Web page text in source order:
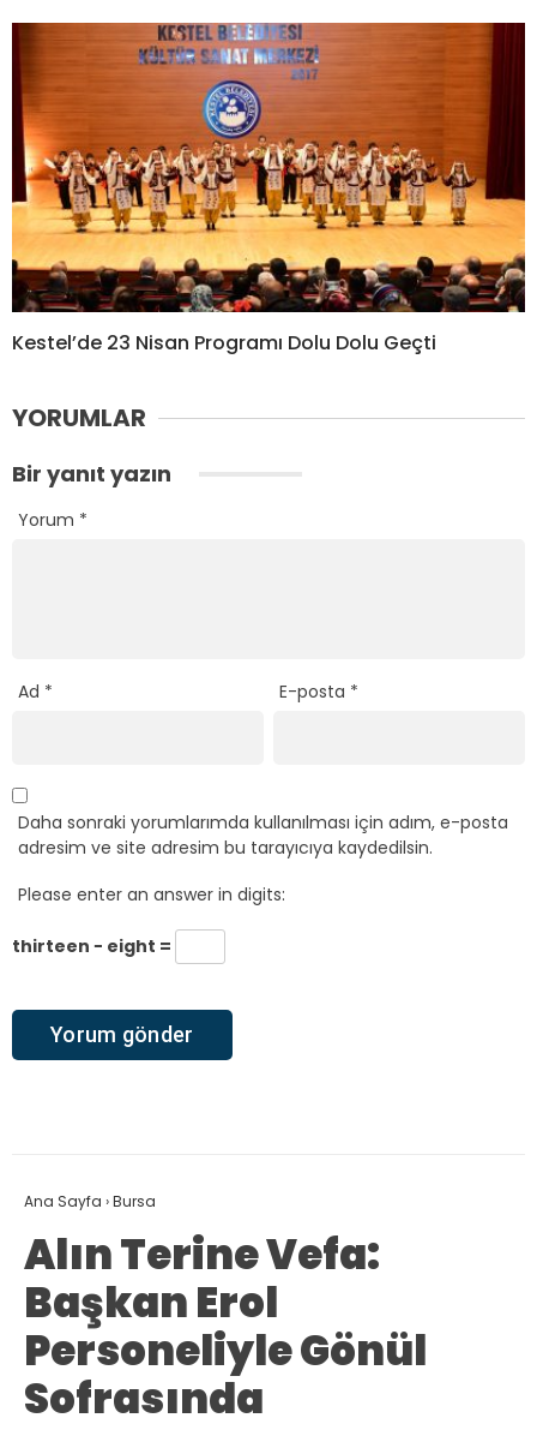
Kestel’de 23 Nisan Programı Dolu Dolu Geçti
YORUMLAR
Bir yanıt yazın
Yorum *
Ad * E-posta *
Daha sonraki yorumlarımda kullanılması için adım, e-posta
adresim ve site adresim bu tarayıcıya kaydedilsin.
Please enter an answer in digits:
thirteen − eight =
Ana Sayfa ›Bursa
Alın Terine Vefa:
Başkan Erol
Personeliyle Gönül
Sofrasında